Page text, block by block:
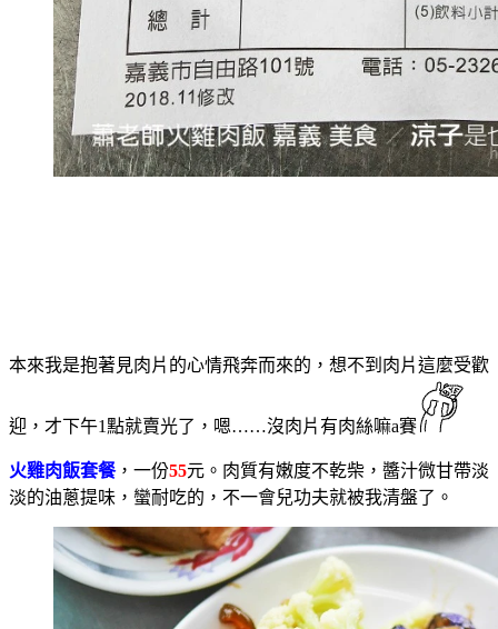
本來我是抱著見肉片的心情飛奔而來的，想不到肉片這麼受歡
迎，才下午1點就賣光了，嗯……沒肉片有肉絲嘛a賽
火雞肉飯套餐，一份55元。肉質有嫩度不乾柴，醬汁微甘帶淡
淡的油蔥提味，蠻耐吃的，不一會兒功夫就被我清盤了。